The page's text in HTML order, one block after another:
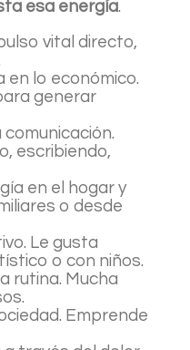
esa energía.
vital directo,
en lo económico.
generar
comunicación.
escribiendo,
en el hogar y
o desde
Le gusta
o con niños.
rutina. Mucha
Emprende